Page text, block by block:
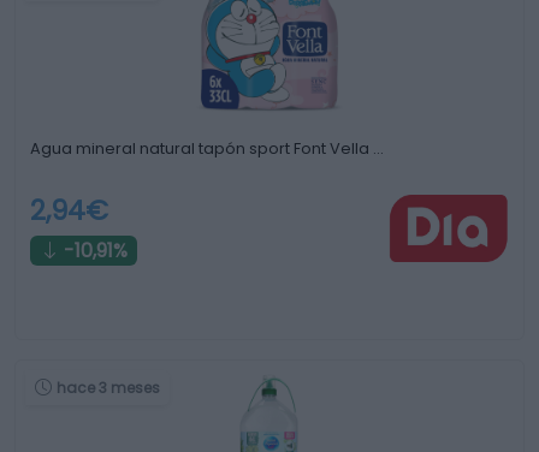
Agua mineral natural tapón sport Font Vella …
2,94€
-10,91%
hace 3 meses